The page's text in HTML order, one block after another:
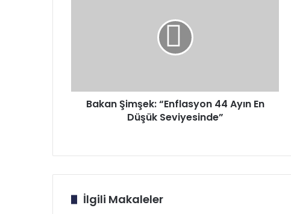
Bakan Şimşek: “Enflasyon 44 Ayın En
Düşük Seviyesinde”
İlgili Makaleler